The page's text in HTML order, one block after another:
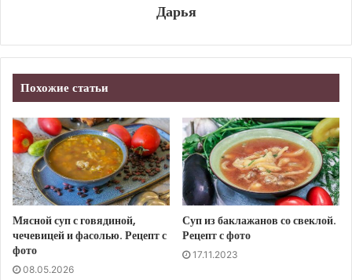
Дарья
Похожие статьи
Мясной суп с говядиной,
чечевицей и фасолью. Рецепт с
фото
08.05.2026
Суп из баклажанов со свеклой.
Рецепт с фото
17.11.2023